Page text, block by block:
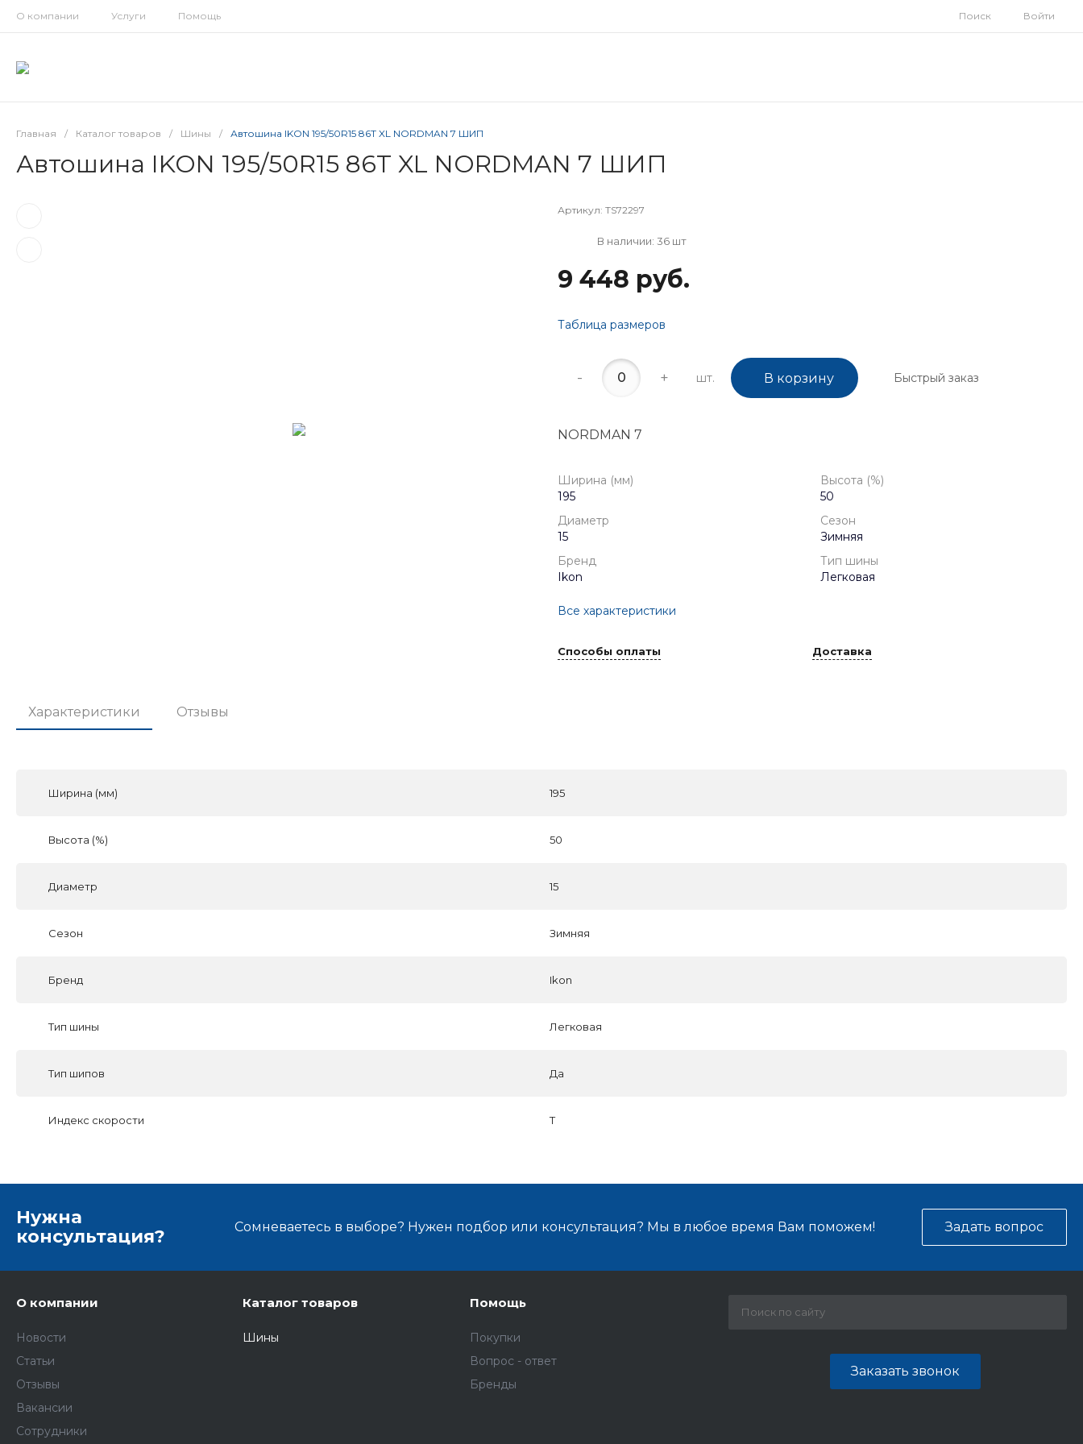
О компании Услуги Помощь Поиск Войти
Главная / Каталог товаров / Шины / Автошина IKON 195/50R15 86T XL NORDMAN 7 ШИП
Автошина IKON 195/50R15 86T XL NORDMAN 7 ШИП
Артикул: TS72297
В наличии: 36 шт
9 448 руб.
Таблица размеров
- + шт. В корзину Быстрый заказ
NORDMAN 7
Ширина (мм)
195
Высота (%)
50
Диаметр
15
Сезон
Зимняя
Бренд
Ikon
Тип шины
Легковая
Все характеристики
Способы оплаты Доставка
Характеристики Отзывы
Ширина (мм) 195
Высота (%) 50
Диаметр 15
Сезон Зимняя
Бренд Ikon
Тип шины Легковая
Тип шипов Да
Индекс скорости T
Нужна
консультация?
Сомневаетесь в выборе? Нужен подбор или консультация? Мы в любое время Вам поможем! Задать вопрос
О компании
Новости
Статьи
Отзывы
Вакансии
Сотрудники
Каталог товаров
Шины
Помощь
Покупки
Вопрос - ответ
Бренды
Заказать звонок